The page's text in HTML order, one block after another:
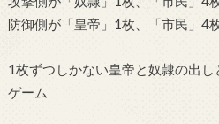
防御側が「皇帝」1枚、「市民」4
1枚ずつしかない皇帝と奴隷の出
ゲーム